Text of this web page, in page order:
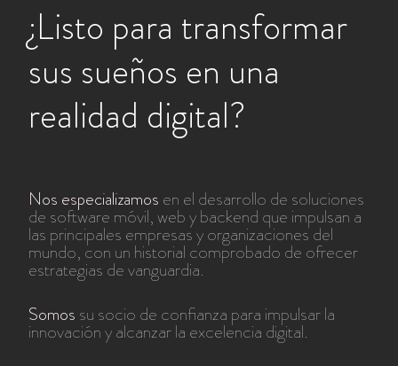
¿Listo para transformar
sus sueños en una
realidad digital?
Nos especializamos en el desarrollo de soluciones
de software móvil, web y backend que impulsan a
las principales empresas y organizaciones del
mundo, con un historial comprobado de ofrecer
estrategias de vanguardia.
Somos su socio de confianza para impulsar la
innovación y alcanzar la excelencia digital.